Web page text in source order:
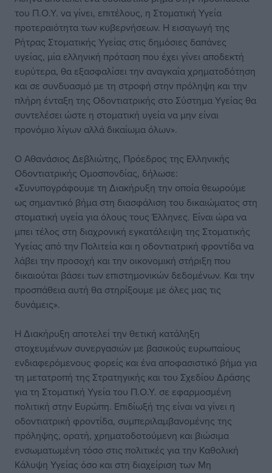
του Π.Ο.Υ. να γίνει, επιτέλους, η Στοματική Υγεία
προτεραιότητα των κυβερνήσεων. Η εισαγωγή της
Ρήτρας Στοματικής Υγείας στις δημόσιες δαπάνες
υγείας, μία ελληνική πρόταση που έχει γίνει αποδεκτή
ευρύτερα, θα εξασφαλίσει την αναγκαία χρηματοδότηση
και σε συνδυασμό με τη στροφή στην πρόληψη και την
πλήρη ένταξη της Οδοντιατρικής στο Σύστημα Υγείας θα
συντελέσει ώστε η στοματική υγεία να μην είναι
προνόμιο λίγων αλλά δικαίωμα όλων».
Ο Αθανάσιος Δεβλιώτης, Πρόεδρος της Ελληνικής
Οδοντιατρικής Ομοσπονδίας, δήλωσε:
«Συνυπογράφουμε τη Διακήρυξη την οποία θεωρούμε
ως σημαντικό βήμα στη διασφάλιση του δικαιώματος στη
στοματική υγεία για όλους τους Έλληνες. Είναι ώρα να
μπει τέλος στη διαχρονική εγκατάλειψη της Στοματικής
Υγείας από την Πολιτεία και η οδοντιατρική φροντίδα να
λάβει την προσοχή και την οικονομική στήριξη που
δικαιούται βάσει των επιστημονικών δεδομένων. Και την
προσπάθεια αυτή θα στηρίξουμε με όλες μας τις
δυνάμεις».
Η Διακήρυξη αποτελεί την θετική κατάληξη
στοχευμένων συνεργασιών με βασικούς ευρωπαίους
ενδιαφερόμενους φορείς και ένα αποφασιστικό βήμα για
τη μετατροπή της Στρατηγικής και του Σχεδίου Δράσης
για τη Στοματική Υγεία του Π.Ο.Υ. σε εφαρμοσμένη
πολιτική στην Ευρώπη. Επιδίωξή της είναι να γίνει η
οδοντιατρική φροντίδα, συμπεριλαμβανομένης της
πρόληψης, ορατή, χρηματοδοτούμενη και βιώσιμα
ενσωματωμένη τόσο στις πολιτικές για την Καθολική
Κάλυψη Υγείας όσο και στη διαχείριση των Μη